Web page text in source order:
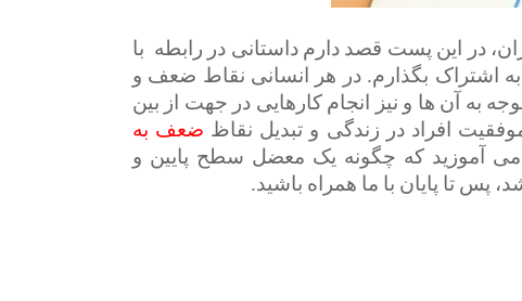
در این پست قصد دارم داستانی در رابطه با
اشتراک بگذارم. در هر انسانی نقاط ضعف و
آن ها و نیز انجام کارهایی در جهت از بین
افراد در زندگی و تبدیل نقاظ ضعف به
آموزید که چگونه یک معضل سطح پایین و
پس تا پایان با ما همراه باشید.